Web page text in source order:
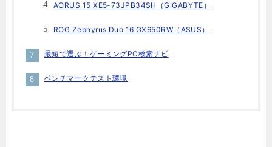
AORUS 15 XE5-73JPB34SH（GIGABYTE）
ROG Zephyrus Duo 16 GX650RW（ASUS）
最短で選ぶ！ゲーミングPC検索ナビ
ベンチマークテスト環境